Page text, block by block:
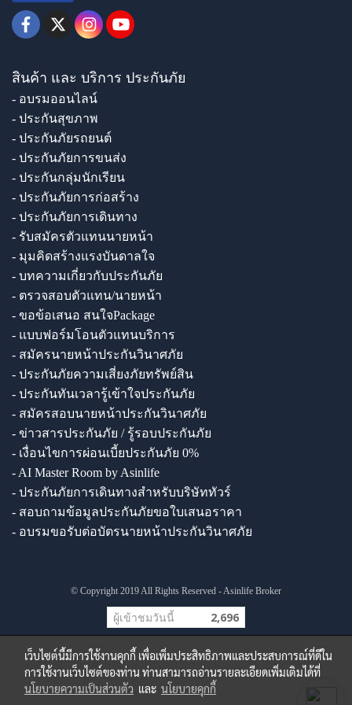
สินค้า และ บริการ ประกันภัย
- อบรมออนไลน์
- ประกันสุขภาพ
- ประกันภัยรถยนต์
- ประกันภัยการขนส่ง
- ประกันกลุ่มนักเรียน
- ประกันภัยการก่อสร้าง
- ประกันภัยการเดินทาง
- รับสมัครตัวแทนนายหน้า
- มุมคิดสร้างแรงบันดาลใจ
- บทความเกี่ยวกับประกันภัย
- ตรวจสอบตัวแทน/นายหน้า
- ขอข้อเสนอ สนใจPackage
- แบบฟอร์มโอนตัวแทนบริการ
- สมัครนายหน้าประกันวินาศภัย
- ประกันภัยความเสี่ยงภัยทรัพย์สิน
- ประกันทันเวลารู้เข้าใจประกันภัย
- สมัครสอบนายหน้าประกันวินาศภัย
- ข่าวสารประกันภัย / รู้รอบประกันภัย
- เงื่อนไขการผ่อนเบี้ยประกันภัย 0%
- AI Master Room by Asinlife
- ประกันภัยการเดินทางสำหรับบริษัททัวร์
- สอบถามข้อมูลประกันภัยขอใบเสนอราคา
- อบรมขอรับต่อบัตรนายหน้าประกันวินาศภัย
© Copyright 2019 All Rights Reserved - Asinlife Broker
ผู้เข้าชมวันนี้ 2,696
เว็บไซต์นี้มีการใช้งานคุกกี้ เพื่อเพิ่มประสิทธิภาพและประสบการณ์ที่ดีใน
การใช้งานเว็บไซต์ของท่าน ท่านสามารถอ่านรายละเอียดเพิ่มเติมได้ที่
นโยบายความเป็นส่วนตัว และ นโยบายคุกกี้